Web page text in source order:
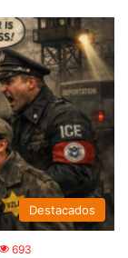
Destacados
693